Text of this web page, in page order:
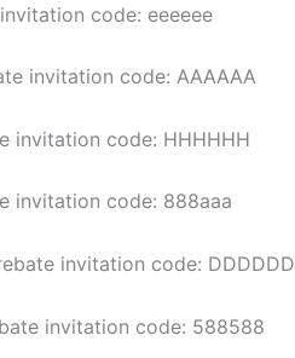
code: eeeeee
invitation code: AAAAAA
invitation code: HHHHHH
invitation code: 888aaa
invitation code: DDDDDD
invitation code: 588588